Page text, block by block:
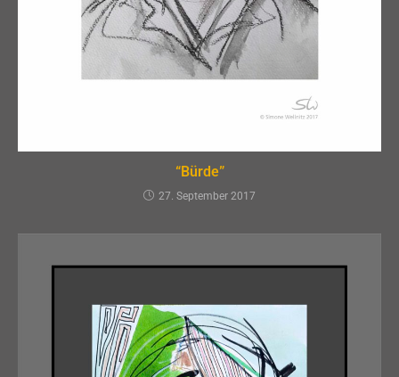
“Bürde”
27. September 2017